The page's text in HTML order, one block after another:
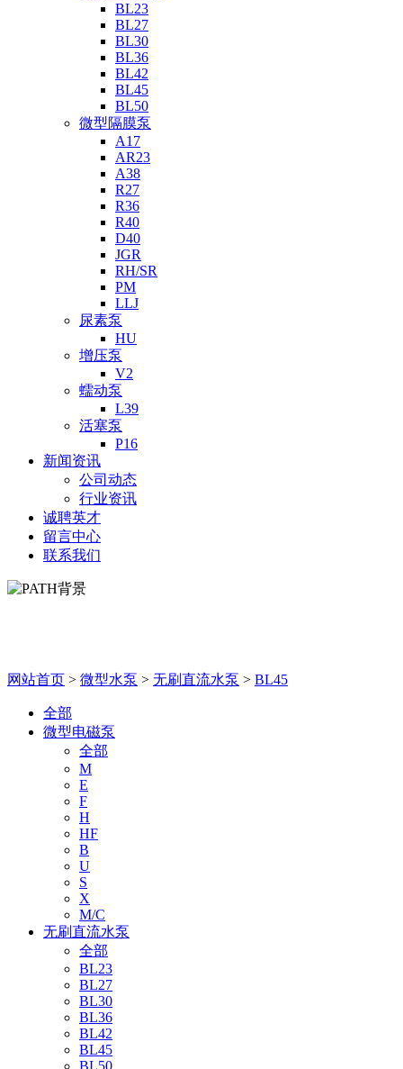
BL23
BL27
BL30
BL36
BL42
BL45
BL50
微型隔膜泵
A17
AR23
A38
R27
R36
R40
D40
JGR
RH/SR
PM
LLJ
尿素泵
HU
增压泵
V2
蠕动泵
L39
活塞泵
P16
新闻资讯
公司动态
行业资讯
诚聘英才
留言中心
联系我们
网站首页 > 微型水泵 > 无刷直流水泵 > BL45
全部
微型电磁泵
全部
M
E
F
H
HF
B
U
S
X
M/C
无刷直流水泵
全部
BL23
BL27
BL30
BL36
BL42
BL45
BL50